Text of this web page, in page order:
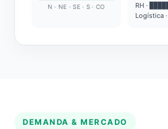
N · NE · SE · S · CO
RH · █████
Logística ·
DEMANDA & MERCADO